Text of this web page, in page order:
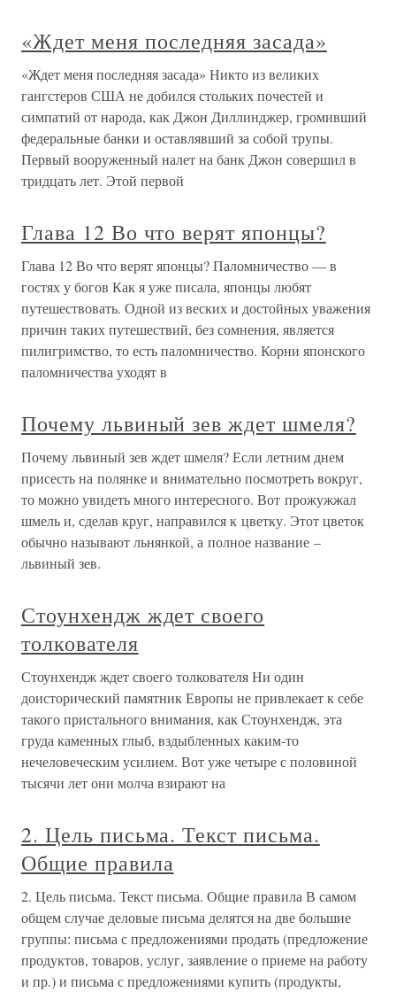
«Ждет меня последняя засада»
«Ждет меня последняя засада» Никто из великих
гангстеров США не добился стольких почестей и
симпатий от народа, как Джон Диллинджер, громивший
федеральные банки и оставлявший за собой трупы.
Первый вооруженный налет на банк Джон совершил в
тридцать лет. Этой первой
Глава 12 Во что верят японцы?
Глава 12 Во что верят японцы? Паломничество — в
гостях у богов Как я уже писала, японцы любят
путешествовать. Одной из веских и достойных уважения
причин таких путешествий, без сомнения, является
пилигримство, то есть паломничество. Корни японского
паломничества уходят в
Почему львиный зев ждет шмеля?
Почему львиный зев ждет шмеля? Если летним днем
присесть на полянке и внимательно посмотреть вокруг,
то можно увидеть много интересного. Вот прожужжал
шмель и, сделав круг, направился к цветку. Этот цветок
обычно называют льнянкой, а полное название –
львиный зев.
Стоунхендж ждет своего
толкователя
Стоунхендж ждет своего толкователя Ни один
доисторический памятник Европы не привлекает к себе
такого пристального внимания, как Стоунхендж, эта
груда каменных глыб, вздыбленных каким-то
нечеловеческим усилием. Вот уже четыре с половиной
тысячи лет они молча взирают на
2. Цель письма. Текст письма.
Общие правила
2. Цель письма. Текст письма. Общие правила В самом
общем случае деловые письма делятся на две большие
группы: письма с предложениями продать (предложение
продуктов, товаров, услуг, заявление о приеме на работу
и пр.) и письма с предложениями купить (продукты,